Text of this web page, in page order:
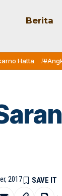
Berita
Hatta
2017